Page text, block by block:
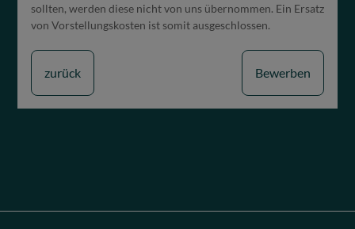
sollten, werden diese nicht von uns übernommen. Ein Ersatz
von Vorstellungskosten ist somit ausgeschlossen.
zurück Bewerben